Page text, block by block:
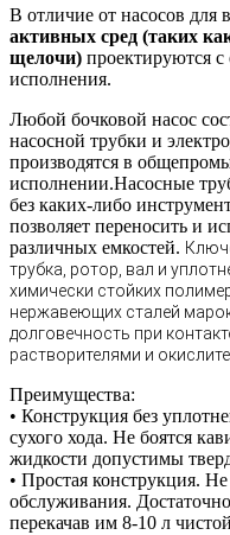
В отличие от насосов для
активных сред (таких
щелочи) проектируются
исполнения.
Любой бочковой насос
насосной трубки и
производятся в
исполнении.Насосные
без каких-либо
позволяет переносить и
различных емкостей.
трубка, ротор, вал и
химически стойких
нержавеющих сталей
долговечность при
растворителями и
Преимущества:
• Конструкция без
сухого хода. Не боятся
жидкости допустимы
• Простая конструкция.
обслуживания.
перекачав им 8-10 л